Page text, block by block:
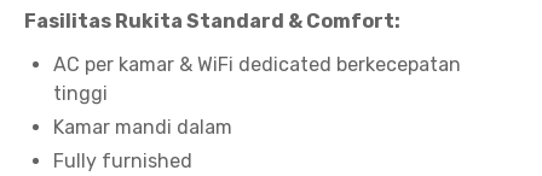
Fasilitas Rukita Standard & Comfort:
AC per kamar & WiFi dedicated berkecepatan
tinggi
Kamar mandi dalam
Fully furnished